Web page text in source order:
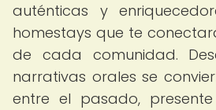
auténticas y
homestays que te
de cada comunidad.
narrativas orales se
entre el pasado,